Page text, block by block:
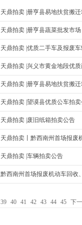
天鼎拍卖 |册亨县易地扶贫搬
天鼎拍卖 |册亨县蔬菜批发市
天鼎拍卖 |优质二手车及报废
天鼎拍卖 |兴义市黄金地段优
天鼎拍卖 |册亨县易地扶贫搬
天鼎拍卖 |望谟县优质公车拍
天鼎拍卖 |废旧纸箱拍卖公告
天鼎拍卖丨黔西南州首场报废
天鼎拍卖 |车辆拍卖公告
黔西南州首场报废机动车回收
39 40 41 42 43 44 45 下